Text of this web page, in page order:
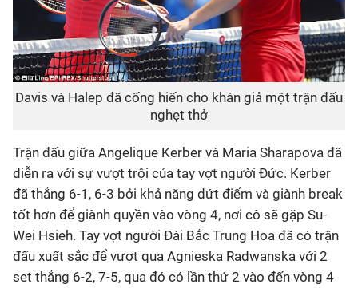
Davis và Halep đã cống hiến cho khán giả một trận đấu
nghẹt thở
Trận đấu giữa Angelique Kerber và Maria Sharapova đã
diễn ra với sự vượt trội của tay vợt người Đức. Kerber
đã thắng 6-1, 6-3 bởi khả năng dứt điểm và giành break
tốt hơn để giành quyền vào vòng 4, nơi cô sẽ gặp Su-
Wei Hsieh. Tay vợt người Đài Bắc Trung Hoa đã có trận
đấu xuất sắc để vượt qua Agnieska Radwanska với 2
set thắng 6-2, 7-5, qua đó có lần thứ 2 vào đến vòng 4